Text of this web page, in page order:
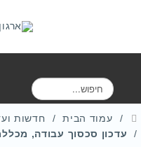
ח
י
ש
עמוד הבית
חדשות
עדכון סכסוך עבודה,